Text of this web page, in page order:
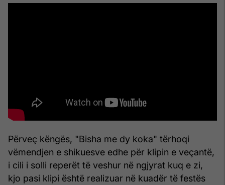
Përveç këngës, "Bisha me dy koka" tërhoqi
vëmendjen e shikuesve edhe për klipin e veçantë,
i cili i solli reperët të veshur në ngjyrat kuq e zi,
kjo pasi klipi është realizuar në kuadër të festës